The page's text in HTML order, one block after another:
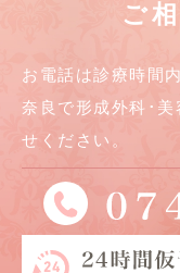
ご
お電話は診療時間
奈良で形成外科･
せください。